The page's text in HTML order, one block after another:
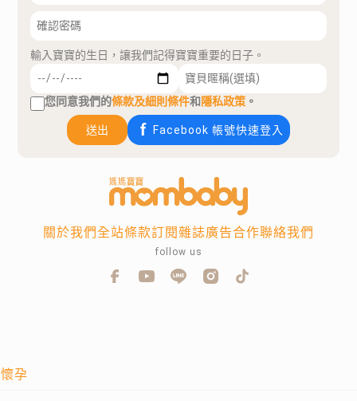
輸入寶寶的生日，讓我們記得寶寶重要的日子。
您同意我們的條款及細則條件和隱私政策 。
送出 Facebook 帳號快速登入
懷孕
關於我們全站條款訂閱雜誌廣告合作聯絡我們
follow us